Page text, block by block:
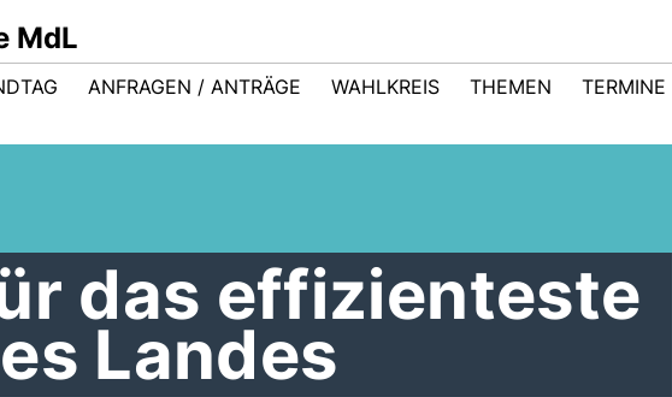
MdL
ANFRAGEN / ANTRÄGE WAHLKREIS THEMEN
TERMINE
das effizienteste
Landes